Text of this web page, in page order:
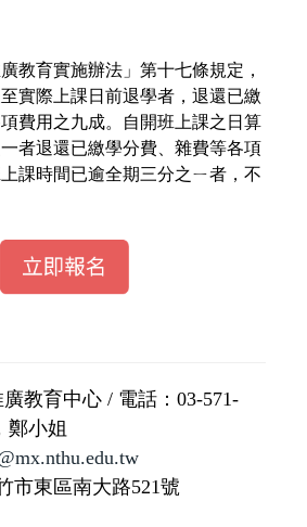
教育實施辦法」第十七條規定，
實際上課日前退學者，退還已繳
費用之九成。自開班上課之日算
者退還已繳學分費、雜費等各項
課時間已逾全期三分之ㄧ者，不
教育中心 / 電話：03-571-
鄭小姐
市東區南大路521號